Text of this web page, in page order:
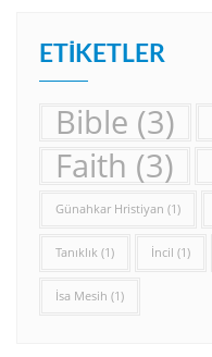
ETIKETLER
Bible (3)
Faith (3)
Günahkar Hristiyan (1)
Tanıklık (1) İncil (1)
İsa Mesih (1)